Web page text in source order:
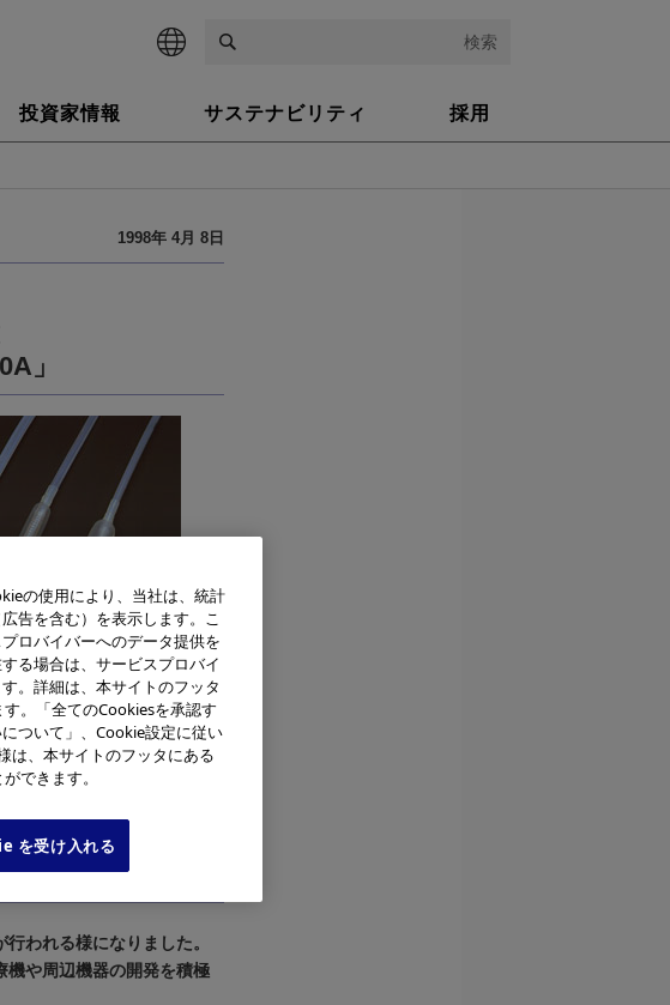
検索
投資家情報 サステナビリティ 採用
1998年 4月 8日
」
プリケータ」
われる様になりました。
機や周辺機器の開発を積極
の使用により、当社は、統計
告を含む）を表示します。こ
ロバイバーへのデータ提供を
る場合は、サービスプロバイ
。詳細は、本サイトのフッタ
。「全てのCookiesを承認す
ついて」、Cookie設定に従い
は、本サイトのフッタにある
できます。
を受け入れる